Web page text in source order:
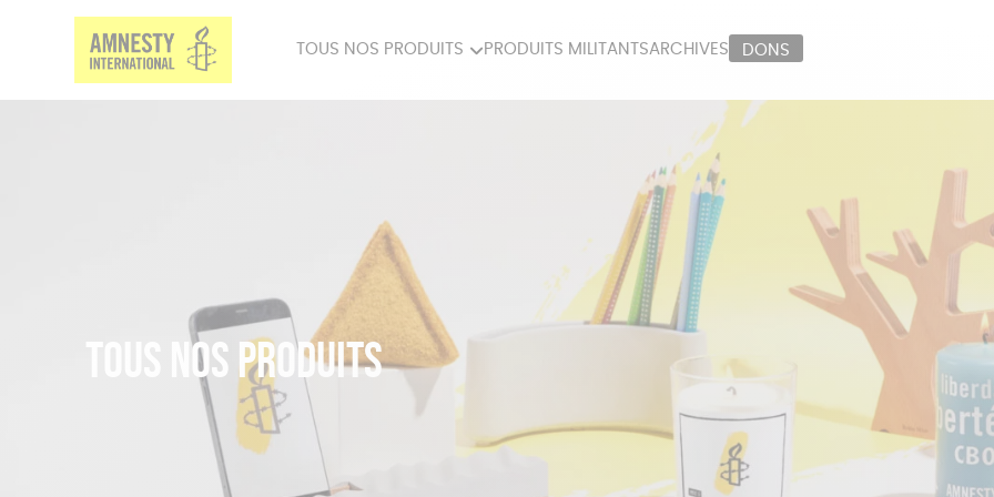
TOUS NOS PRODUITS
PAPETERIE
ÉPICERIE
PRODUITS MILITANTSARCHIVES DONS
Tous nos produits